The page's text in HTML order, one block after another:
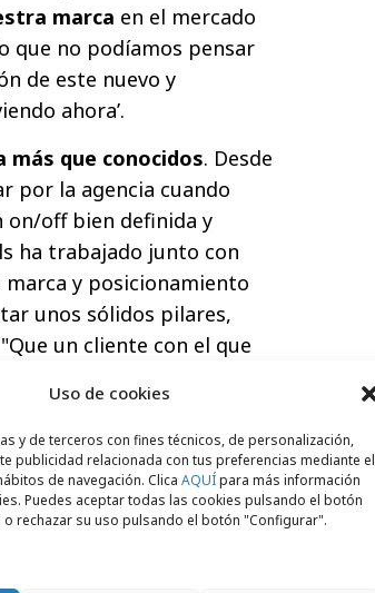
Uso de cookies
y de terceros con fines técnicos, de personalización,
publicidad relacionada con tus preferencias mediante el
de navegación. Clica AQUÍpara más información
Puedes aceptar todas las cookies pulsando el botón
rechazar su uso pulsando el botón "Configurar".
marca en el mercado
que no podíamos pensar
de este nuevo y
ahora’.
más que conocidos. Desde
por la agencia cuando
on/off bien definida y
ha trabajado junto con
y posicionamiento
unos sólidos pilares,
un cliente con el que
tan satisfecho que nos
de mayor
satisfacción por el
de futuro", explica
de Barclaycard durante
de un renovado